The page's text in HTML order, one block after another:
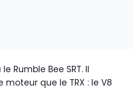
Rumble Bee SRT. Il
que le TRX : le V8